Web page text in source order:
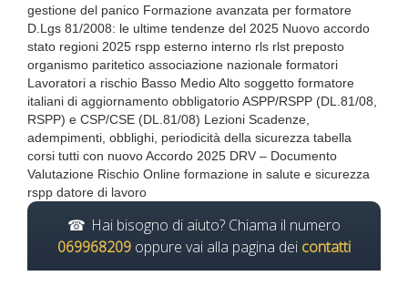
gestione del panico Formazione avanzata per formatore
D.Lgs 81/2008: le ultime tendenze del 2025 Nuovo accordo
stato regioni 2025 rspp esterno interno rls rlst preposto
organismo paritetico associazione nazionale formatori
Lavoratori a rischio Basso Medio Alto soggetto formatore
italiani di aggiornamento obbligatorio ASPP/RSPP (DL.81/08,
RSPP) e CSP/CSE (DL.81/08) Lezioni Scadenze,
adempimenti, obblighi, periodicità della sicurezza tabella
corsi tutti con nuovo Accordo 2025 DRV – Documento
Valutazione Rischio Online formazione in salute e sicurezza
rspp datore di lavoro
Hai bisogno di aiuto? Chiama il numero
069968209 oppure vai alla pagina dei contatti